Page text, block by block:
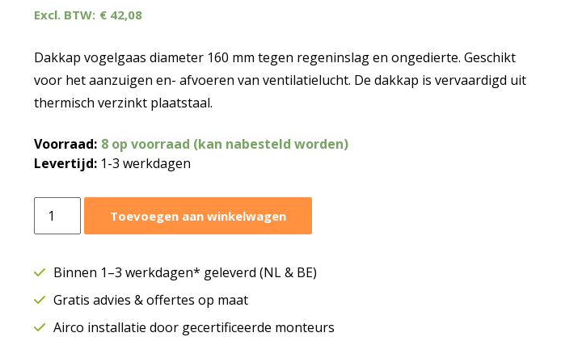
€ 42,08
Dakkap vogelgaas diameter 160 mm tegen regeninslag en ongedierte. Geschikt
voor het aanzuigen en- afvoeren van ventilatielucht. De dakkap is vervaardigd uit
thermisch verzinkt plaatstaal.
Voorraad: 8 op voorraad (kan nabesteld worden)
Levertijd: 1-3 werkdagen
Ø160
vogelgaas
aantal
Toevoegen aan winkelwagen
Binnen 1–3 werkdagen* geleverd (NL & BE)
Gratis advies & offertes op maat
Airco installatie door gecertificeerde monteurs